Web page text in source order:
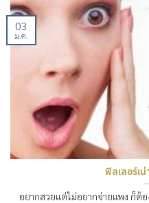
ฟิลเลอร์เน่
อยากสวยแต่ไม่อยากจ่ายแพง ก็ต้อ
03
ม.ค.